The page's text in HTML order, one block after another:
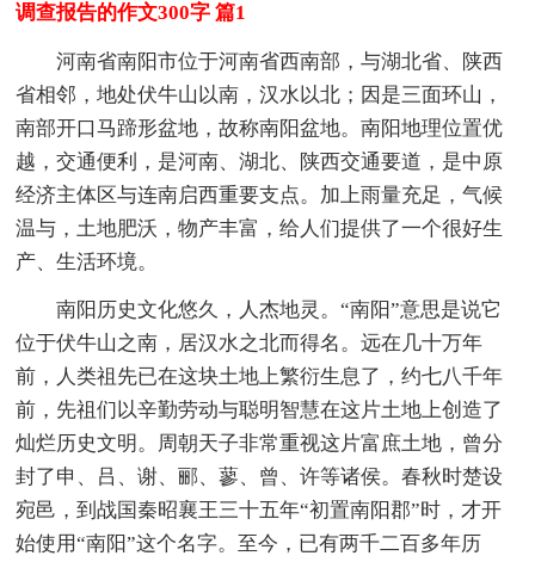
调查报告的作文300字 篇1
河南省南阳市位于河南省西南部，与湖北省、陕西
省相邻，地处伏牛山以南，汉水以北；因是三面环山，
南部开口马蹄形盆地，故称南阳盆地。南阳地理位置优
越，交通便利，是河南、湖北、陕西交通要道，是中原
经济主体区与连南启西重要支点。加上雨量充足，气候
温与，土地肥沃，物产丰富，给人们提供了一个很好生
产、生活环境。
南阳历史文化悠久，人杰地灵。“南阳”意思是说它
位于伏牛山之南，居汉水之北而得名。远在几十万年
前，人类祖先已在这块土地上繁衍生息了，约七八千年
前，先祖们以辛勤劳动与聪明智慧在这片土地上创造了
灿烂历史文明。周朝天子非常重视这片富庶土地，曾分
封了申、吕、谢、郦、蓼、曾、许等诸侯。春秋时楚设
宛邑，到战国秦昭襄王三十五年“初置南阳郡”时，才开
始使用“南阳”这个名字。至今，已有两千二百多年历